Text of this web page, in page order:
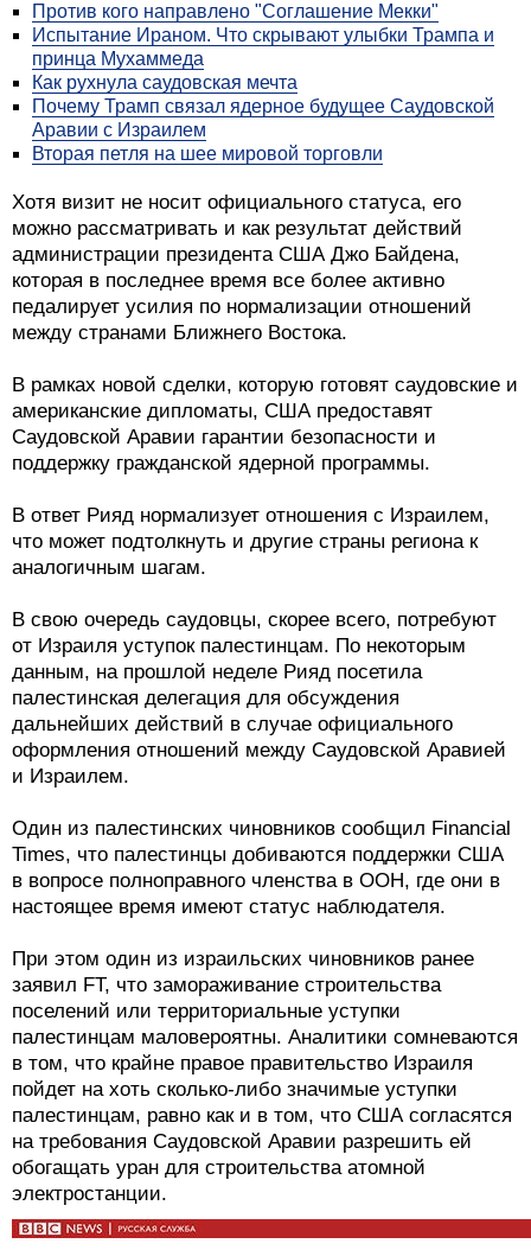
Против кого направлено "Соглашение Мекки"
Испытание Ираном. Что скрывают улыбки Трампа и
принца Мухаммеда
Как рухнула саудовская мечта
Почему Трамп связал ядерное будущее Саудовской
Аравии с Израилем
Вторая петля на шее мировой торговли
Хотя визит не носит официального статуса, его
можно рассматривать и как результат действий
администрации президента США Джо Байдена,
которая в последнее время все более активно
педалирует усилия по нормализации отношений
между странами Ближнего Востока.
В рамках новой сделки, которую готовят саудовские и
американские дипломаты, США предоставят
Саудовской Аравии гарантии безопасности и
поддержку гражданской ядерной программы.
В ответ Рияд нормализует отношения с Израилем,
что может подтолкнуть и другие страны региона к
аналогичным шагам.
В свою очередь саудовцы, скорее всего, потребуют
от Израиля уступок палестинцам. По некоторым
данным, на прошлой неделе Рияд посетила
палестинская делегация для обсуждения
дальнейших действий в случае официального
оформления отношений между Саудовской Аравией
и Израилем.
Один из палестинских чиновников сообщил Financial
Times, что палестинцы добиваются поддержки США
в вопросе полноправного членства в ООН, где они в
настоящее время имеют статус наблюдателя.
При этом один из израильских чиновников ранее
заявил FT, что замораживание строительства
поселений или территориальные уступки
палестинцам маловероятны. Аналитики сомневаются
в том, что крайне правое правительство Израиля
пойдет на хоть сколько-либо значимые уступки
палестинцам, равно как и в том, что США согласятся
на требования Саудовской Аравии разрешить ей
обогащать уран для строительства атомной
электростанции.